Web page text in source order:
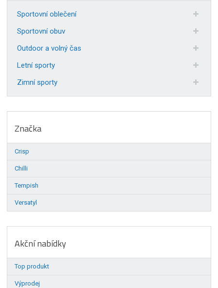
Sportovní oblečení
Sportovní obuv
Outdoor a volný čas
Letní sporty
Zimní sporty
Značka
Crisp
Chilli
Tempish
Versatyl
Akční nabídky
Top produkt
Výprodej